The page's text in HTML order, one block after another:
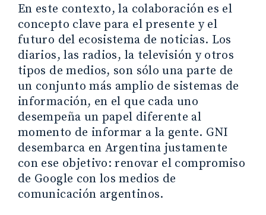
En este contexto, la colaboración es el
concepto clave para el presente y el
futuro del ecosistema de noticias. Los
diarios, las radios, la televisión y otros
tipos de medios, son sólo una parte de
un conjunto más amplio de sistemas de
información, en el que cada uno
desempeña un papel diferente al
momento de informar a la gente. GNI
desembarca en Argentina justamente
con ese objetivo: renovar el compromiso
de Google con los medios de
comunicación argentinos.